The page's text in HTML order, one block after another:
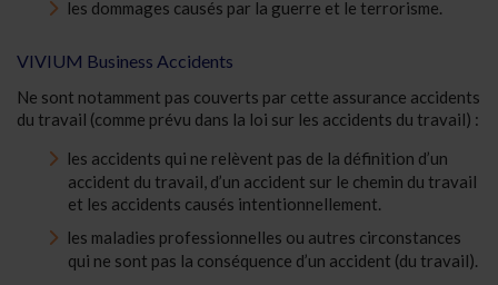
les dommages causés par la guerre et le terrorisme.
VIVIUM Business Accidents
Ne sont notamment pas couverts par cette assurance accidents
du travail (comme prévu dans la loi sur les accidents du travail) :
les accidents qui ne relèvent pas de la définition d’un
accident du travail, d’un accident sur le chemin du travail
et les accidents causés intentionnellement.
les maladies professionnelles ou autres circonstances
qui ne sont pas la conséquence d’un accident (du travail).